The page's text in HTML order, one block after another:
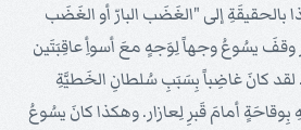
إلى "الغَضَب البارّ أو الغَضَب
وقفَ يسُوعُ وجهاً لِوَجهٍ معَ أسوأِ عاقِبَتَين
كانَ غاضِباً بِسَبَبِ سُلطانِ الخَطيَّةِ
أمامَ قَبرِ لِعازار. وهكذا كانَ يسُوعُ